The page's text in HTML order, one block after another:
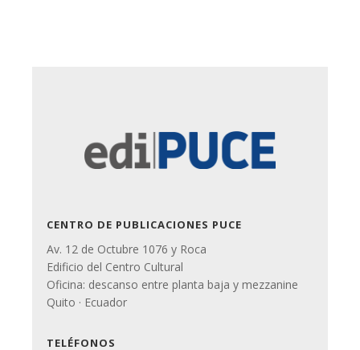
CENTRO DE PUBLICACIONES PUCE
Av. 12 de Octubre 1076 y Roca
Edificio del Centro Cultural
Oficina: descanso entre planta baja y mezzanine
Quito · Ecuador
TELÉFONOS